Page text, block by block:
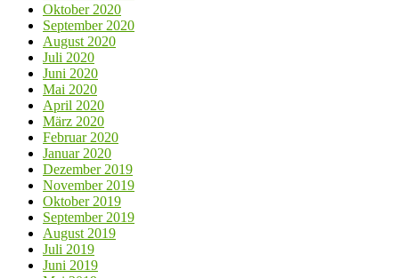
Oktober 2020
September 2020
August 2020
Juli 2020
Juni 2020
Mai 2020
April 2020
März 2020
Februar 2020
Januar 2020
Dezember 2019
November 2019
Oktober 2019
September 2019
August 2019
Juli 2019
Juni 2019